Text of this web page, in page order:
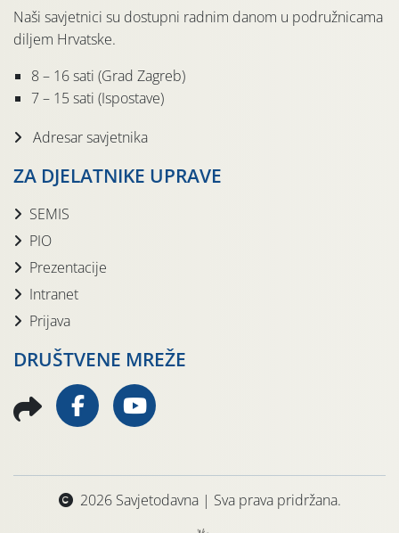
Naši savjetnici su dostupni radnim danom u podružnicama
diljem Hrvatske.
8 – 16 sati (Grad Zagreb)
7 – 15 sati (Ispostave)
Adresar savjetnika
ZA DJELATNIKE UPRAVE
SEMIS
PIO
Prezentacije
Intranet
Prijava
DRUŠTVENE MREŽE
2026 Savjetodavna | Sva prava pridržana.